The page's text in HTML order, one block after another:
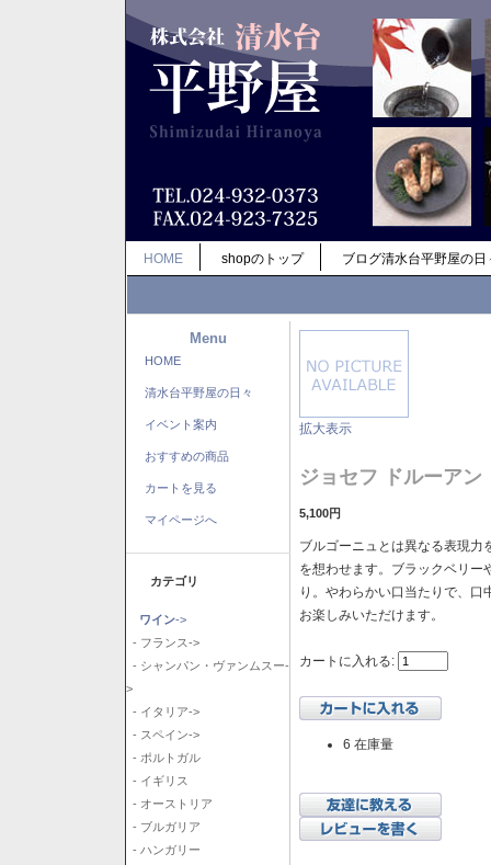
HOME shopのトップ ブログ清水台平野屋の日
Menu
HOME
清水台平野屋の日々
イベント案内
おすすめの商品
カートを見る
マイページへ
カテゴリ
ワイン->
- フランス->
- シャンパン・ヴァンムスー-
>
- イタリア->
- スペイン->
- ポルトガル
- イギリス
- オーストリア
- ブルガリア
- ハンガリー
拡大表示
ジョセフ ドルーア
5,100円
ブルゴーニュとは異なる表現力
を想わせます。ブラックベリー
り。やわらかい口当たりで、
お楽しみいただけます。
カートに入れる:
6 在庫量